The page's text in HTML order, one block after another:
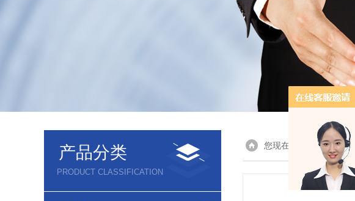
产品分类
PRODUCT CLASSIFICATION
您现在的位置：首页>